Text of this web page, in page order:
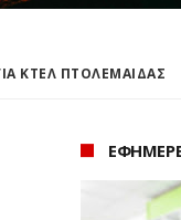
ΚΤΕΛ ΠΤΟΛΕΜΑΙΔΑΣ